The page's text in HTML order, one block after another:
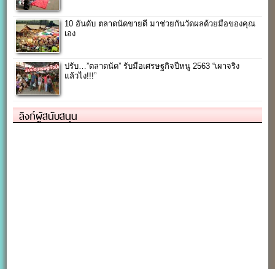
10 อันดับ ตลาดนัดขายดี มาช่วยกันวัดผลด้วยมือของคุณ
เอง
ปรับ…”ตลาดนัด” รับมือเศรษฐกิจปีหนู 2563 “เผาจริง
แล้วไง!!!”
ลิงก์ผู้สนับสนุน